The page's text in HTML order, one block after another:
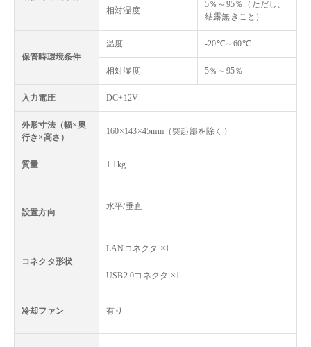
相対湿度
5％～95％（ただし、
結露無きこと）
保管時環境条件
温度 -20℃～60℃
相対湿度 5％～95％
入力電圧 DC+12V
外形寸法（幅×奥
行き×高さ）
160×143×45mm（突起部を除く）
質量 1.1kg
設置方向
水平/垂直
コネクタ形状
LANコネクタ ×1
USB2.0コネクタ ×1
冷却ファン 有り